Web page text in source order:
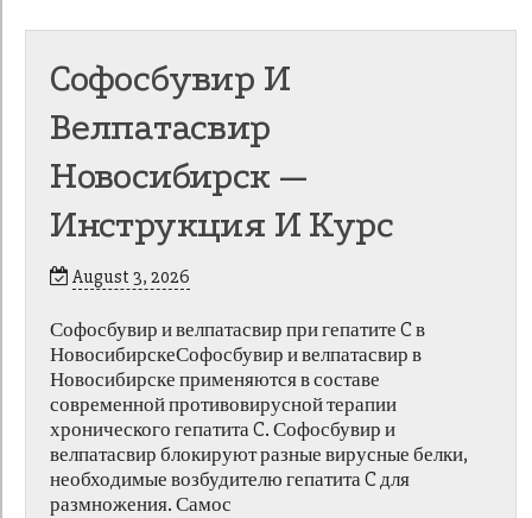
Софосбувир И
Велпатасвир
Новосибирск —
Инструкция И Курс
August 3, 2026
Софосбувир и велпатасвир при гепатите C в
НовосибирскеСофосбувир и велпатасвир в
Новосибирске применяются в составе
современной противовирусной терапии
хронического гепатита C. Софосбувир и
велпатасвир блокируют разные вирусные белки,
необходимые возбудителю гепатита C для
размножения. Самос